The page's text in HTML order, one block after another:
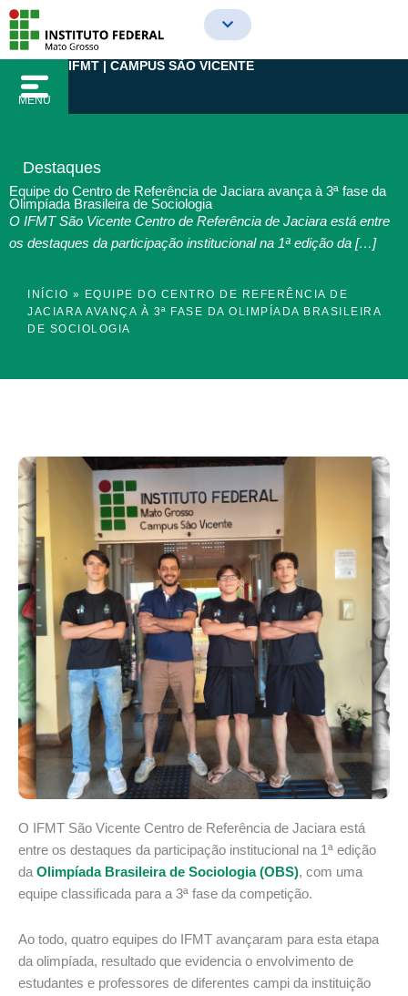
para
conteúdo
MENU
IFMT | CAMPUS SÃO VICENTE
Destaques
Equipe do Centro de Referência de Jaciara avança à 3ª fase da
Olimpíada Brasileira de Sociologia
O IFMT São Vicente Centro de Referência de Jaciara está entre
os destaques da participação institucional na 1ª edição da […]
INÍCIO » EQUIPE DO CENTRO DE REFERÊNCIA DE
JACIARA AVANÇA À 3ª FASE DA OLIMPÍADA BRASILEIRA
DE SOCIOLOGIA
O IFMT São Vicente Centro de Referência de Jaciara está
entre os destaques da participação institucional na 1ª edição
daOlimpíada Brasileira de Sociologia (OBS), com uma
equipe classificada para a 3ª fase da competição.
Ao todo, quatro equipes do IFMT avançaram para esta etapa
da olimpíada, resultado que evidencia o envolvimento de
estudantes e professores de diferentes campi da instituição